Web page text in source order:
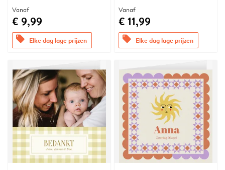
Vanaf
€ 9,99
offers Elke dag lage prijzen
Vanaf
€ 11,99
offers Elke dag lage prijzen